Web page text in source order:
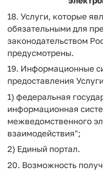
18. Услуги, которые
обязательными для
законодательством
предусмотрены.
19. Информационные
предоставления
1) федеральная
информационная
межведомственного
взаимодействия";
2) Единый портал.
20. Возможность